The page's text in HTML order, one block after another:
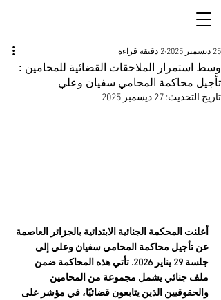
وسط استمرار الملاحقات القضائية للمحامين :
تأجيل محاكمة المحامي سفيان وعلي
25 ديسمبر 2025 2 دقيقة قراءة
تاريخ التحديث: 27 ديسمبر 2025
أعلنت المحكمة الجنائية الابتدائية بالجزائر العاصمة
عن تأجيل محاكمة المحامي سفيان وعلي إلى
جلسة 29 يناير 2026. تأتي هذه المحاكمة ضمن
ملف جنائي يشمل مجموعة من المحامين
والحقوقيين الذين يتابعون قضائيًا، في مؤشر على